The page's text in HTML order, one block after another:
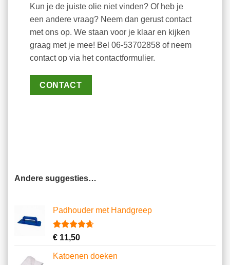
Kun je de juiste olie niet vinden? Of heb je
een andere vraag? Neem dan gerust contact
met ons op. We staan voor je klaar en kijken
graag met je mee! Bel 06-53702858 of neem
contact op via het contactformulier.
CONTACT
Andere suggesties…
Padhouder met Handgreep
Gewaardeerd
gebaseerd
op
6
€11,50
Katoenen doeken